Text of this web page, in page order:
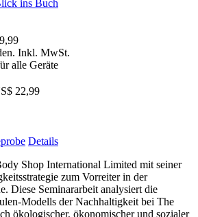
ins Buch
Inkl. MwSt.
alle Geräte
22,99
Details
Shop International Limited mit seiner
zum Vorreiter in der
Diese Seminararbeit analysiert die
Modells der Nachhaltigkeit bei The
ökologischer, ökonomischer und sozialer